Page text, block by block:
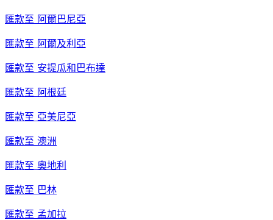
匯款至 阿爾巴尼亞
匯款至 阿爾及利亞
匯款至 安提瓜和巴布達
匯款至 阿根廷
匯款至 亞美尼亞
匯款至 澳洲
匯款至 奧地利
匯款至 巴林
匯款至 孟加拉